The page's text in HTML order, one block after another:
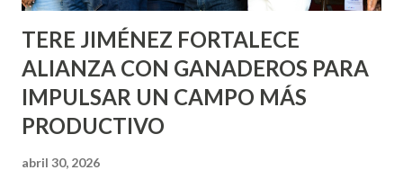
TERE JIMÉNEZ FORTALECE
ALIANZA CON GANADEROS PARA
IMPULSAR UN CAMPO MÁS
PRODUCTIVO
abril 30, 2026